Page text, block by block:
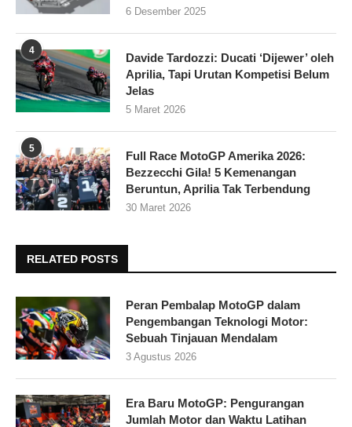
6 Desember 2025
4
Davide Tardozzi: Ducati ‘Dijewer’ oleh
Aprilia, Tapi Urutan Kompetisi Belum
Jelas
5 Maret 2026
5
Full Race MotoGP Amerika 2026:
Bezzecchi Gila! 5 Kemenangan
Beruntun, Aprilia Tak Terbendung
30 Maret 2026
RELATED POSTS
Peran Pembalap MotoGP dalam
Pengembangan Teknologi Motor:
Sebuah Tinjauan Mendalam
3 Agustus 2026
Era Baru MotoGP: Pengurangan
Jumlah Motor dan Waktu Latihan